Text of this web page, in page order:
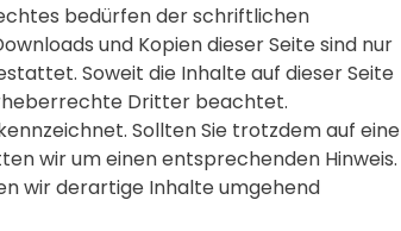
bedürfen der schriftlichen
und Kopien dieser Seite sind nur
Soweit die Inhalte auf dieser Seite
Dritter beachtet.
Sollten Sie trotzdem auf eine
wir um einen entsprechenden Hinweis.
wir derartige Inhalte umgehend